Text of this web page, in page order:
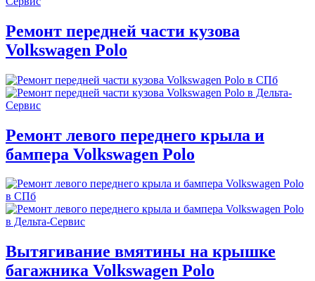
Ремонт передней части кузова
Volkswagen Polo
Ремонт левого переднего крыла и
бампера Volkswagen Polo
Вытягивание вмятины на крышке
багажника Volkswagen Polo